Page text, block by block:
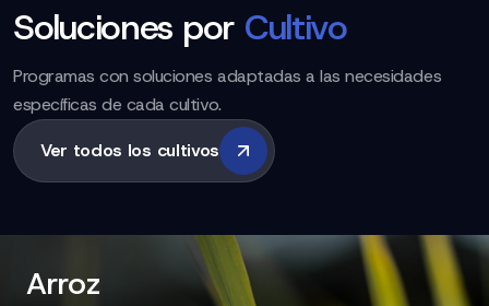
Soluciones por Cultivo
Programas con soluciones adaptadas a las necesidades
específicas de cada cultivo.
Ver todos los cultivos
Arroz